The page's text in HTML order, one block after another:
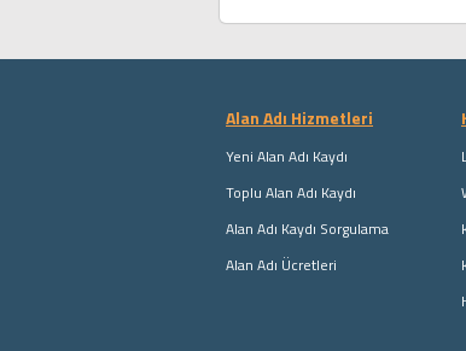
Alan Adı Hizmetleri
Yeni Alan Adı Kaydı
Toplu Alan Adı Kaydı
Alan Adı Kaydı Sorgulama
Alan Adı Ücretleri